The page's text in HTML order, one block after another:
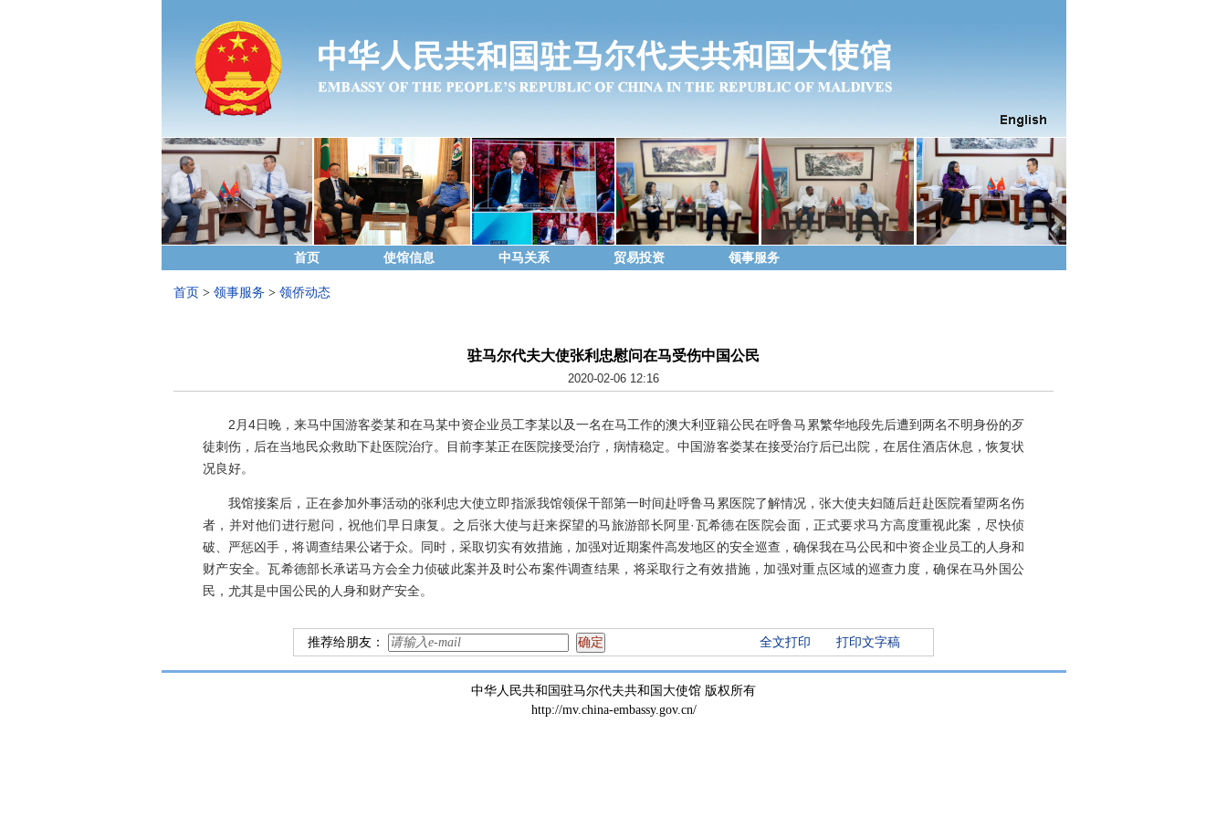
首页 使馆信息 中马关系 贸易投资 领事服务
首页 > 领事服务 > 领侨动态
驻马尔代夫大使张利忠慰问在马受伤中国公民
2020-02-06 12:16
2月4日晚，来马中国游客娄某和在马某中资企业员工李某以及一名在马工作的澳大利亚籍公民在呼鲁马累繁华地段先后遭到两名不明身份的歹
徒刺伤，后在当地民众救助下赴医院治疗。目前李某正在医院接受治疗，病情稳定。中国游客娄某在接受治疗后已出院，在居住酒店休息，恢复状
况良好。
我馆接案后，正在参加外事活动的张利忠大使立即指派我馆领保干部第一时间赴呼鲁马累医院了解情况，张大使夫妇随后赶赴医院看望两名伤
者，并对他们进行慰问，祝他们早日康复。之后张大使与赶来探望的马旅游部长阿里·瓦希德在医院会面，正式要求马方高度重视此案，尽快侦
破、严惩凶手，将调查结果公诸于众。同时，采取切实有效措施，加强对近期案件高发地区的安全巡查，确保我在马公民和中资企业员工的人身和
财产安全。瓦希德部长承诺马方会全力侦破此案并及时公布案件调查结果，将采取行之有效措施，加强对重点区域的巡查力度，确保在马外国公
民，尤其是中国公民的人身和财产安全。
推荐给朋友： 全文打印 打印文字稿
中华人民共和国驻马尔代夫共和国大使馆 版权所有
http://mv.china-embassy.gov.cn/